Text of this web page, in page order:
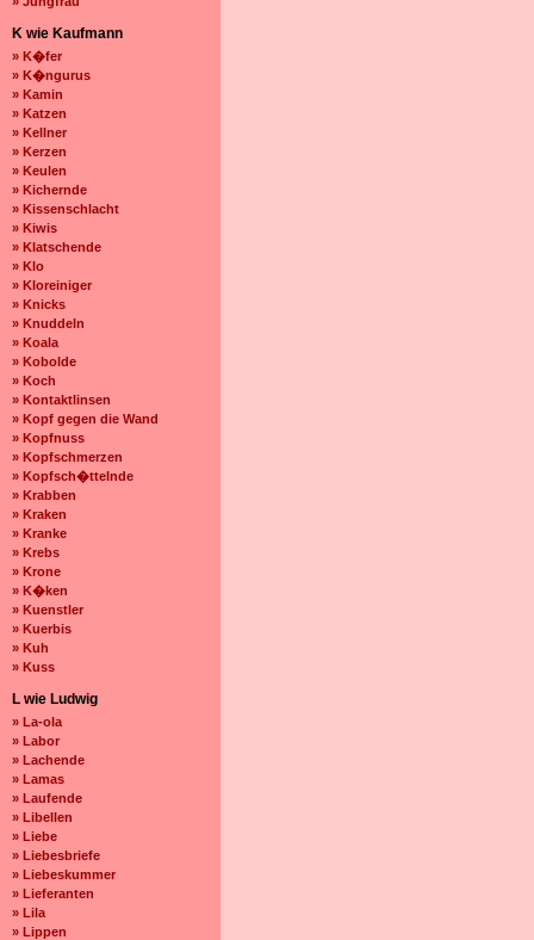
K wie Kaufmann
» K�fer
» K�ngurus
» Kamin
» Katzen
» Kellner
» Kerzen
» Keulen
» Kichernde
» Kissenschlacht
» Kiwis
» Klatschende
» Klo
» Kloreiniger
» Knicks
» Knuddeln
» Koala
» Kobolde
» Koch
» Kontaktlinsen
» Kopf gegen die Wand
» Kopfnuss
» Kopfschmerzen
» Kopfsch�ttelnde
» Krabben
» Kraken
» Kranke
» Krebs
» Krone
» K�ken
» Kuenstler
» Kuerbis
» Kuh
» Kuss
L wie Ludwig
» La-ola
» Labor
» Lachende
» Lamas
» Laufende
» Libellen
» Liebe
» Liebesbriefe
» Liebeskummer
» Lieferanten
» Lila
» Lippen